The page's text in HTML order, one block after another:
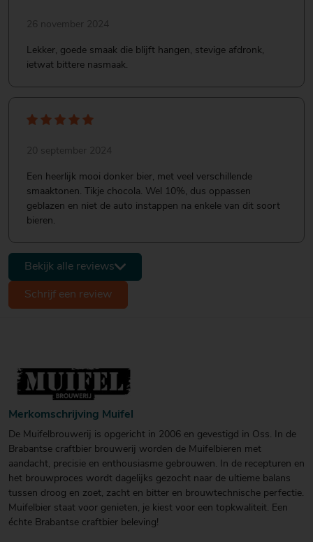
26 november 2024
Lekker, goede smaak die blijft hangen, stevige afdronk,
ietwat bittere nasmaak.
20 september 2024
Een heerlijk mooi donker bier, met veel verschillende
smaaktonen. Tikje chocola. Wel 10%, dus oppassen
geblazen en niet de auto instappen na enkele van dit soort
bieren.
Schrijf een review
Bekijk alle reviews
Merkomschrijving Muifel
De Muifelbrouwerij is opgericht in 2006 en gevestigd in Oss. In de
Brabantse craftbier brouwerij worden de Muifelbieren met
aandacht, precisie en enthousiasme gebrouwen. In de recepturen en
het brouwproces wordt dagelijks gezocht naar de ultieme balans
tussen droog en zoet, zacht en bitter en brouwtechnische perfectie.
Muifelbier staat voor genieten, je kiest voor een topkwaliteit. Een
échte Brabantse craftbier beleving!